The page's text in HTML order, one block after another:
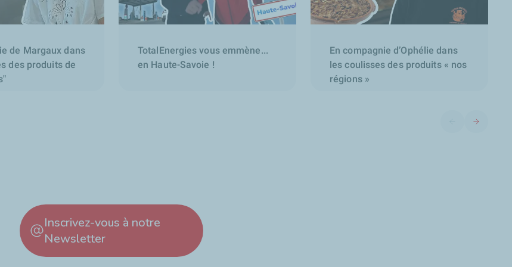
de Margaux dans
des produits de
TotalEnergies vous emmène...
en Haute-Savoie !
En compagnie d’Ophélie dans
les coulisses des produits « nos
régions »
Diapositive
Inscrivez-vous à notre
Newsletter